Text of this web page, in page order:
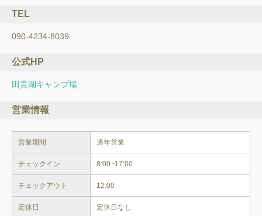
TEL
090-4234-8039
公式HP
田貫湖キャンプ場
営業情報
営業期間
チェックイン 8:00~17:00
チェックアウト 12:00
定休日 定休日なし